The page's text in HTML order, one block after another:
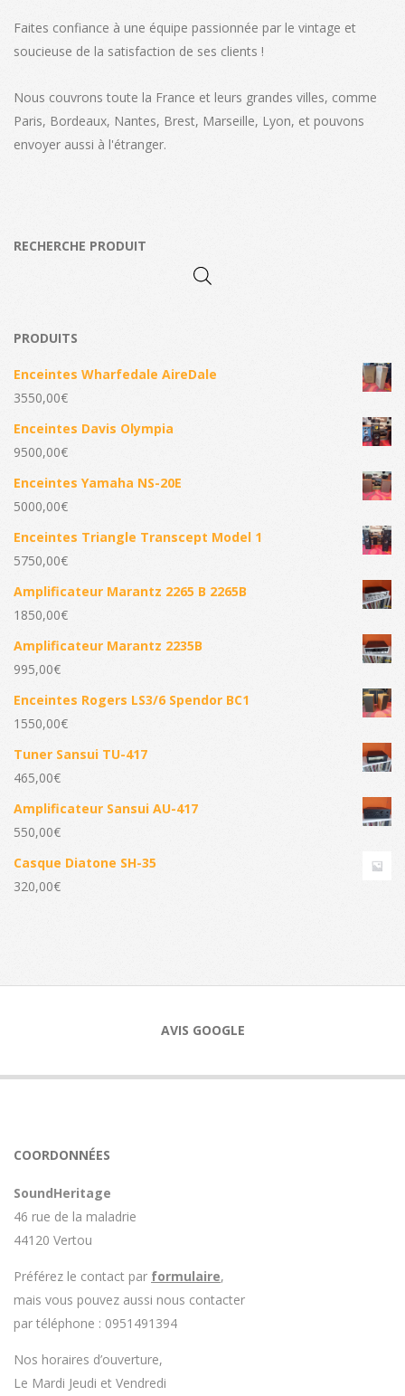
Faites confiance à une équipe passionnée par le vintage et
soucieuse de la satisfaction de ses clients !
Nous couvrons toute la France et leurs grandes villes, comme
Paris, Bordeaux, Nantes, Brest, Marseille, Lyon, et pouvons
envoyer aussi à l'étranger.
RECHERCHE PRODUIT
PRODUITS
Enceintes Wharfedale AireDale
3550,00€
Enceintes Davis Olympia
9500,00€
Enceintes Yamaha NS-20E
5000,00€
Enceintes Triangle Transcept Model 1
5750,00€
Amplificateur Marantz 2265 B 2265B
1850,00€
Amplificateur Marantz 2235B
995,00€
Enceintes Rogers LS3/6 Spendor BC1
1550,00€
Tuner Sansui TU-417
465,00€
Amplificateur Sansui AU-417
550,00€
Casque Diatone SH-35
320,00€
AVIS GOOGLE
COORDONNÉES
SoundHeritage
46 rue de la maladrie
44120 Vertou
Préférez le contact par formulaire,
mais vous pouvez aussi nous contacter
par téléphone : 0951491394
Nos horaires d’ouverture,
Le Mardi Jeudi et Vendredi